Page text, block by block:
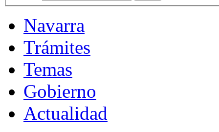
Navarra
Trámites
Temas
Gobierno
Actualidad